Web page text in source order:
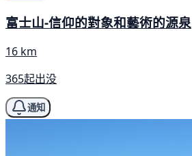
富士山-信仰的對象和藝術的源泉
16 km
365起出没
通知